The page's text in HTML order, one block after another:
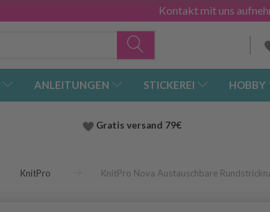
Kontakt mit uns
ANLEITUNGEN STICKEREI HOBBY
Gratis versand 79€
KnitPro KnitPro Nova Austauschbare